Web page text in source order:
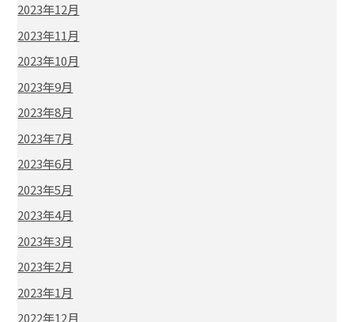
2023年12月
2023年11月
2023年10月
2023年9月
2023年8月
2023年7月
2023年6月
2023年5月
2023年4月
2023年3月
2023年2月
2023年1月
2022年12月